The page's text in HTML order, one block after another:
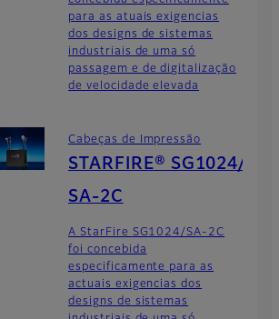
para as atuais exigencias
dos designs de sistemas
industriais de uma só
passagem e de digitalização
de velocidade elevada
Cabeças de Impressão
STARFIRE® SG1024/
SA-2C
A StarFire SG1024/SA-2C
foi concebida
especificamente para as
actuais exigencias dos
designs de sistemas